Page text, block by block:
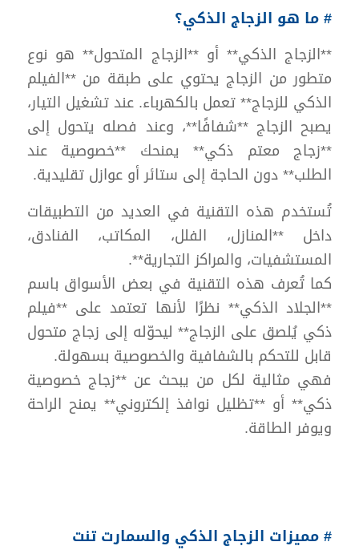
# ما هو الزجاج الذكي؟
**الزجاج الذكي** أو **الزجاج المتحول** هو نوع
متطور من الزجاج يحتوي على طبقة من **الفيلم
الذكي للزجاج** تعمل بالكهرباء. عند تشغيل التيار،
يصبح الزجاج **شفافًا**، وعند فصله يتحول إلى
**زجاج معتم ذكي** يمنحك **خصوصية عند
الطلب** دون الحاجة إلى ستائر أو عوازل تقليدية.
تُستخدم هذه التقنية في العديد من التطبيقات
داخل **المنازل، الفلل، المكاتب، الفنادق،
المستشفيات، والمراكز التجارية**.
كما تُعرف هذه التقنية في بعض الأسواق باسم
**الجلاد الذكي** نظرًا لأنها تعتمد على **فيلم
ذكي يُلصق على الزجاج** ليحوّله إلى زجاج متحول
قابل للتحكم بالشفافية والخصوصية بسهولة.
فهي مثالية لكل من يبحث عن **زجاج خصوصية
ذكي** أو **تظليل نوافذ إلكتروني** يمنح الراحة
ويوفر الطاقة.
# مميزات الزجاج الذكي والسمارت تنت